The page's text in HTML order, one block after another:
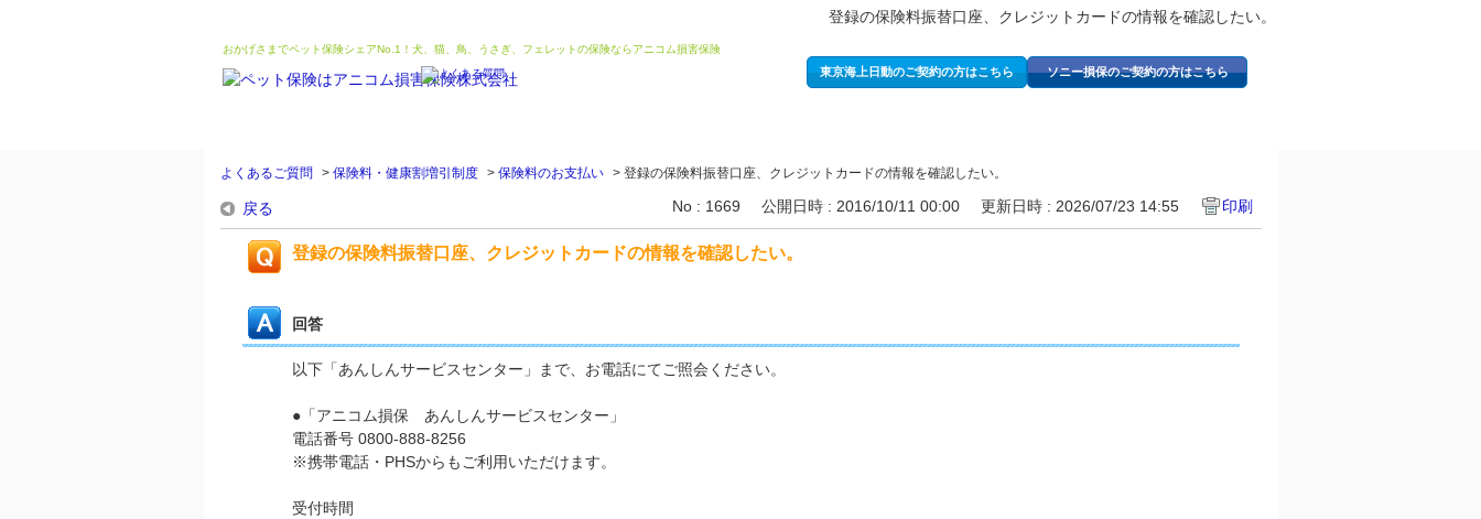
登録の保険料振替口座、クレジットカードの情報を確認したい。
おかげさまでペット保険シェアNo.1！犬、猫、鳥、うさぎ、フェレットの保険ならアニコム損害保険
東京海上日動のご契約の方はこちら ソニー損保のご契約の方はこちら
よくあるご質問 > 保険料・健康割増引制度 > 保険料のお支払い > 登録の保険料振替口座、クレジットカードの情報を確認したい。
戻る No : 1669 公開日時 : 2016/10/11 00:00 更新日時 : 2026/07/23 14:55 印刷
登録の保険料振替口座、クレジットカードの情報を確認したい。
回答
以下「あんしんサービスセンター」まで、お電話にてご照会ください。
●「アニコム損保 あんしんサービスセンター」
電話番号 0800-888-8256
※携帯電話・PHSからもご利用いただけます。
受付時間